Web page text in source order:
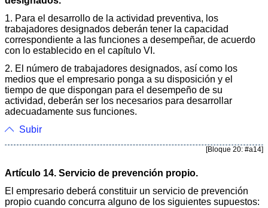
1. Para el desarrollo de la actividad preventiva, los
trabajadores designados deberán tener la capacidad
correspondiente a las funciones a desempeñar, de acuerdo
con lo establecido en el capítulo VI.
2. El número de trabajadores designados, así como los
medios que el empresario ponga a su disposición y el
tiempo de que dispongan para el desempeño de su
actividad, deberán ser los necesarios para desarrollar
adecuadamente sus funciones.
Subir
[Bloque 20: #a14]
Artículo 14. Servicio de prevención propio.
El empresario deberá constituir un servicio de prevención
propio cuando concurra alguno de los siguientes supuestos: